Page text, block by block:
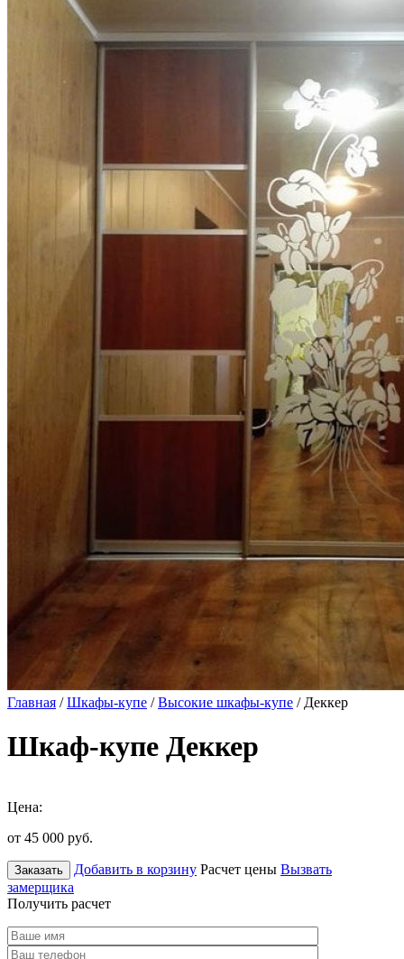
Главная /Шкафы-купе /Высокие шкафы-купе / Деккер
Шкаф-купе Деккер
Цена:
от 45 000 руб.
Заказать Добавить в корзину Расчет цены Вызвать
замерщика
Получить расчет